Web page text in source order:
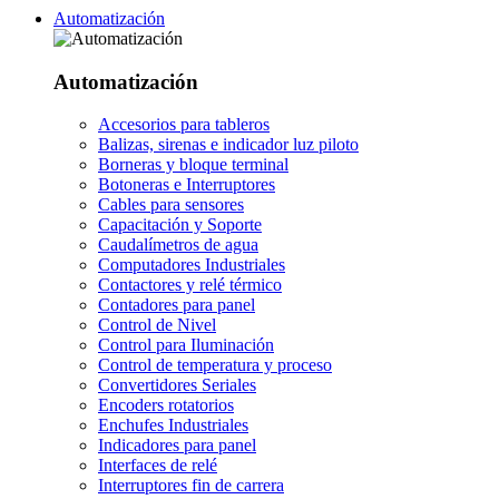
Automatización
Automatización
Accesorios para tableros
Balizas, sirenas e indicador luz piloto
Borneras y bloque terminal
Botoneras e Interruptores
Cables para sensores
Capacitación y Soporte
Caudalímetros de agua
Computadores Industriales
Contactores y relé térmico
Contadores para panel
Control de Nivel
Control para Iluminación
Control de temperatura y proceso
Convertidores Seriales
Encoders rotatorios
Enchufes Industriales
Indicadores para panel
Interfaces de relé
Interruptores fin de carrera